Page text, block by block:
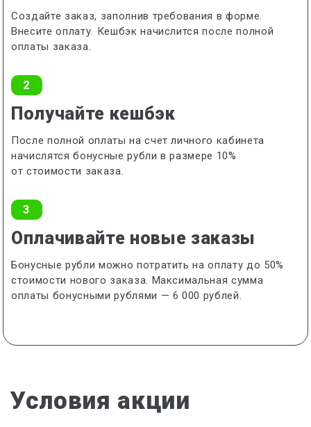
Создайте заказ, заполнив требования в форме.
Внесите оплату. Кешбэк начислится после полной
оплаты заказа.
2
Получайте кешбэк
После полной оплаты на счет личного кабинета
начислятся бонусные рубли в размере 10%
от стоимости заказа.
3
Оплачивайте новые заказы
Бонусные рубли можно потратить на оплату до 50%
стоимости нового заказа. Максимальная сумма
оплаты бонусными рублями — 6 000 рублей.
Условия акции